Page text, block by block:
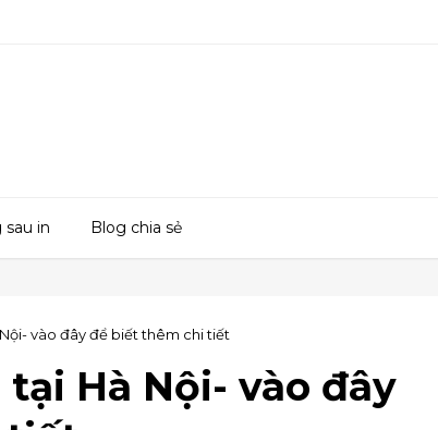
sau in Blog chia sẻ
vào đây để biết thêm chi tiết
Hà Nội- vào đây